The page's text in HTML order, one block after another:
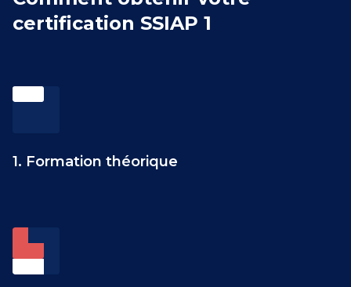
certification SSIAP 1
1. Formation théorique